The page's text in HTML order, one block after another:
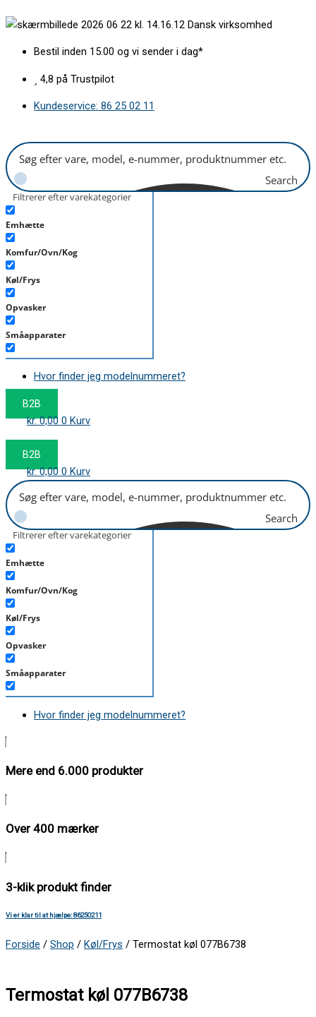
til
Dansk virksomhed
Bestil inden 15.00 og vi sender i dag*
4,8 på Trustpilot
Kundeservice: 86 25 02 11
Search
Filtrerer efter varekategorier
Emhætte
Komfur/Ovn/Kog
Køl/Frys
Opvasker
Småapparater
Støvsuger
Tørretumbler
Tilbehør/Plejemidler
Hvor finder jeg modelnummeret?
B2B
kr.0,00 0 Kurv
B2B
kr.0,00 0 Kurv
Search
Filtrerer efter varekategorier
Emhætte
Komfur/Ovn/Kog
Køl/Frys
Opvasker
Småapparater
Støvsuger
Hvor finder jeg modelnummeret?
Mere end 6.000 produkter
Over 400 mærker
3-klik produkt finder
Vi er klar til at hjælpe: 86250211
Forside / Shop / Køl/Frys / Termostat køl 077B6738
Termostat køl 077B6738
køl